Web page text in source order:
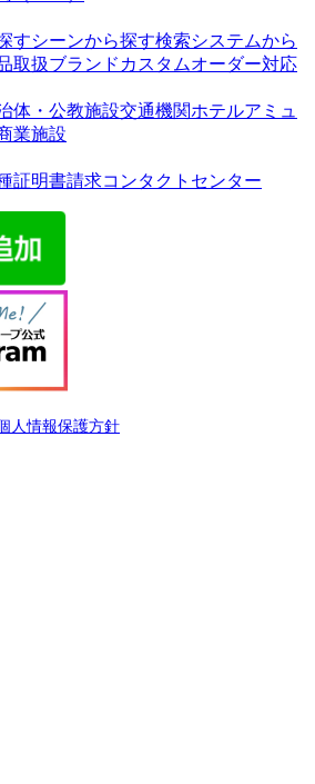
すシーンから探す検索システムから
取扱ブランド カスタムオーダー対応
体・公教施設交通機関ホテルアミュ
業施設
証明書請求コンタクトセンター
人情報保護方針